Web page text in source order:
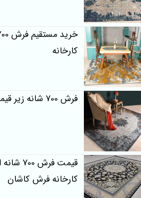
خرید مستقیم فرش 700 شانه از
کارخانه
فرش 700 شانه زیر قیمتی
قیمت فرش 700 شانه ارزان |
کارخانه فرش کاشان